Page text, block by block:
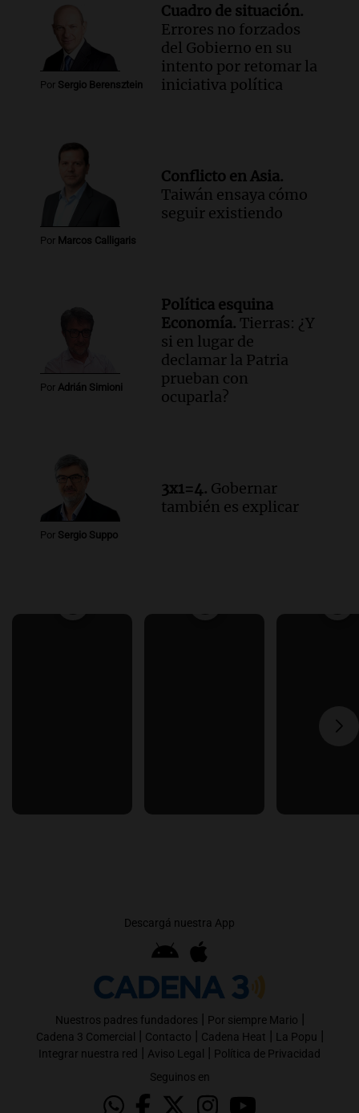
Por Sergio Berensztein
Cuadro de situación.
Errores no forzados
del Gobierno en su
intento por retomar la
iniciativa política
Por Marcos Calligaris
Conflicto en Asia.
Taiwán ensaya cómo
seguir existiendo
Por Adrián Simioni
Política esquina
Economía. Tierras: ¿Y
si en lugar de
declamar la Patria
prueban con
ocuparla?
Por Sergio Suppo
3x1=4. Gobernar
también es explicar
Descargá nuestra App
Nuestros padres fundadores | Por siempre Mario |
Cadena 3 Comercial | Contacto | Cadena Heat | La Popu |
Integrar nuestra red | Aviso Legal | Política de Privacidad
Seguinos en